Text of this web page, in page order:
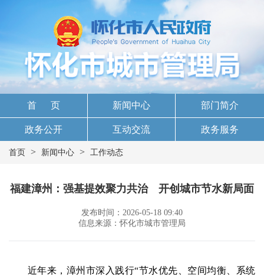
首 页 新闻中心 部门简介
政务公开 互动交流 政务服务
首页 > 新闻中心 > 工作动态
福建漳州：强基提效聚力共治 开创城市节水新局面
发布时间：2026-05-18 09:40
信息来源：怀化市城市管理局
近年来，漳州市深入践行“节水优先、空间均衡、系统